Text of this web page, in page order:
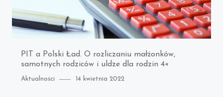
PIT a Polski Ład. O rozliczaniu małżonków,
samotnych rodziców i uldze dla rodzin 4+
Category
Aktualności
Posted
14 kwietnia 2022